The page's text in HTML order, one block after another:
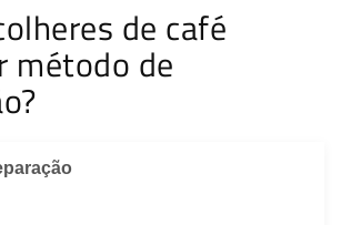
de café
método de